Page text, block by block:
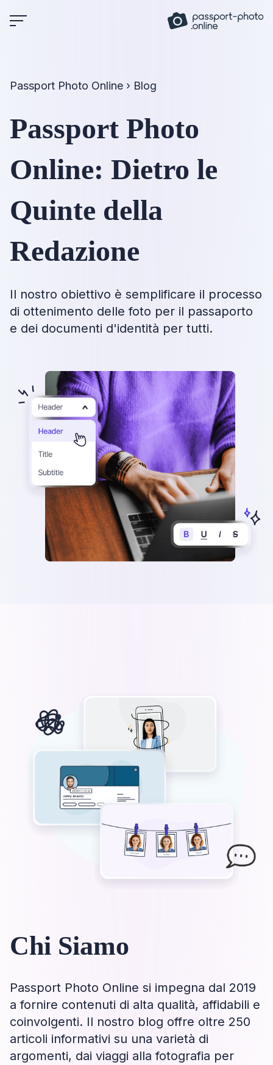
to
Passport Photo Online › Blog
Passport Photo
Online: Dietro le
Quinte della
Redazione
Il nostro obiettivo è semplificare il processo
di ottenimento delle foto per il passaporto
e dei documenti d'identità per tutti.
Chi Siamo
Passport Photo Online si impegna dal 2019
a fornire contenuti di alta qualità, affidabili e
coinvolgenti. Il nostro blog offre oltre 250
articoli informativi su una varietà di
argomenti, dai viaggi alla fotografia per